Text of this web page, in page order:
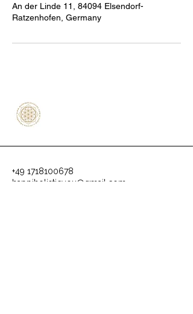
An der Linde 11, 84094 Elsendorf-
Ratzenhofen, Germany
+49 1718100678
happiholisticyou@gmail.com